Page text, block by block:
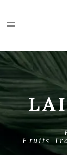
Fruits